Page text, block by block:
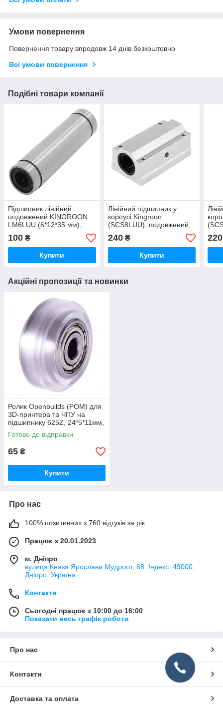
Умови повернення
Повернення товару впродовж 14 днів безкоштовно
Всі умови повернення
Подібні товари компанії
Підшипник лінійний
подовжений KINGROON
LM6LUU (6*12*35 мм),
циліндричний, для вала
діаметром 6 мм
100 ₴
Купити
Лінійний підшипник у
корпусі Kingroon
(SCS8LUU), подовжений,
алюміній
240₴
Купити
220
Акційні пропозиції та новинки
Ролик Openbuilds (POM) для
3D-принтера та ЧПУ на
підшипнику 625Z, 24*5*11мм,
прозорий
Готово до відправки
65 ₴
Купити
Про нас
100% позитивних з 760 відгуків за рік
Працює з 20.01.2023
м. Дніпро
вулиця Князя Ярослава Мудрого, 68. Індекс: 49000,
Дніпро, Україна
Контакти
Сьогодні працює з 10:00 до 16:00
Показати весь графік роботи
Про нас
Контакти
Доставка та оплата